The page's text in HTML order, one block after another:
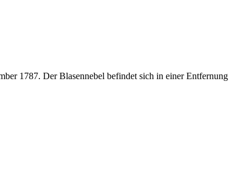
1787. Der Blasennebel befindet sich in einer Entfernung